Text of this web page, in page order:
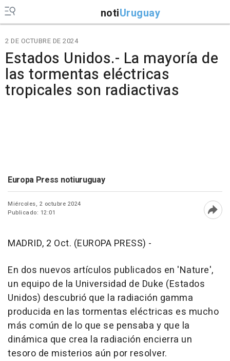
notiUruguay
2 DE OCTUBRE DE 2024
Estados Unidos.- La mayoría de
las tormentas eléctricas
tropicales son radiactivas
Europa Press notiuruguay
Miércoles, 2 octubre 2024
Publicado: 12:01
MADRID, 2 Oct. (EUROPA PRESS) -
En dos nuevos artículos publicados en 'Nature',
un equipo de la Universidad de Duke (Estados
Unidos) descubrió que la radiación gamma
producida en las tormentas eléctricas es mucho
más común de lo que se pensaba y que la
dinámica que crea la radiación encierra un
tesoro de misterios aún por resolver.